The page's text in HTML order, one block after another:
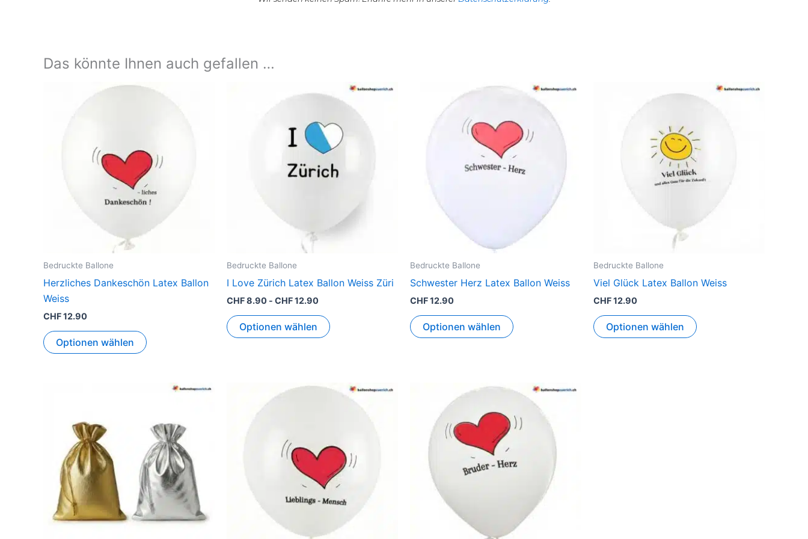
Das könnte Ihnen auch gefallen …
Bedruckte Ballone
Herzliches Dankeschön Latex Ballon
Weiss
CHF12.90
Optionen wählen
Bedruckte Ballone
I Love Zürich Latex Ballon Weiss Züri
CHF8.90 - CHF12.90
Optionen wählen
Bedruckte Ballone
Schwester Herz Latex Ballon Weiss
CHF12.90
Optionen wählen
Bedruckte Ballone
Viel Glück Latex Ballon Weiss
CHF12.90
Optionen wählen
Dieses
weist
mehrere
Varianten
auf.
Die
Optionen
können